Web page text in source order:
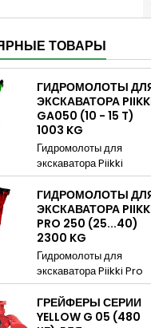
ТОВАРЫ
ГИДРОМОЛОТЫ
ЭКСКАВАТОРА
GA050 (10 - 15 T)
1003 KG
Гидромолоты для
экскаватора Piikki
GA050, Гидромолоты
идеально подходят
разделки негабарита в
забоях открытых или
подземных выработок,
дробления горной массы,
застрявшей в
рудоспусках и
приемочных бункерах
дробилок, разрушения
ГИДРОМОЛОТЫ
ЭКСКАВАТОРА
PRO 250 (25...40)
2300 KG
Гидромолоты для
экскаватора Piikki Pro
250 (25...40) 2300 kg
Piikki Pro 250
Гидромолоты идеально
ГРЕЙФЕРЫ СЕРИИ
YELLOW G 05 (480